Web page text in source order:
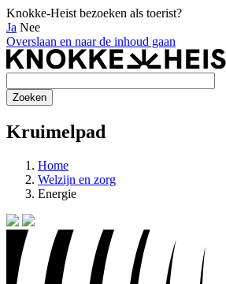
Knokke-Heist bezoeken als toerist?
Ja Nee
Overslaan en naar de inhoud gaan
Kruimelpad
Home
Welzijn en zorg
Energie